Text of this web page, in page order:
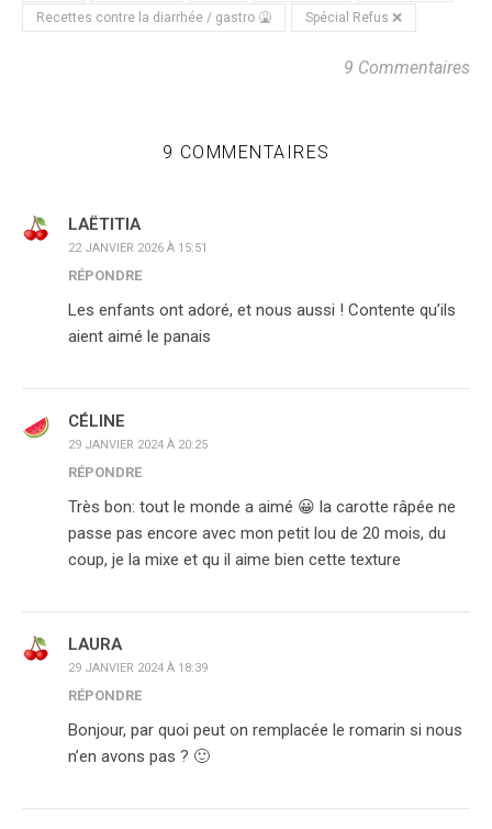
Recettes contre la diarrhée / gastro 🤮
Spécial Refus ❌
9 Commentaires
9 COMMENTAIRES
LAËTITIA
22 JANVIER 2026 À 15:51
RÉPONDRE
Les enfants ont adoré, et nous aussi ! Contente qu’ils
aient aimé le panais
CÉLINE
29 JANVIER 2024 À 20:25
RÉPONDRE
Très bon: tout le monde a aimé 😀 la carotte râpée ne
passe pas encore avec mon petit lou de 20 mois, du
coup, je la mixe et qu il aime bien cette texture
LAURA
29 JANVIER 2024 À 18:39
RÉPONDRE
Bonjour, par quoi peut on remplacée le romarin si nous
n’en avons pas ? 🙂